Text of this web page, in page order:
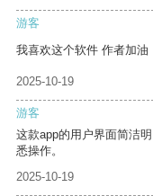
游客
我喜欢这个软件 作者加油
2025-10-19
游客
这款app的用户界面简洁
悉操作。
2025-10-19